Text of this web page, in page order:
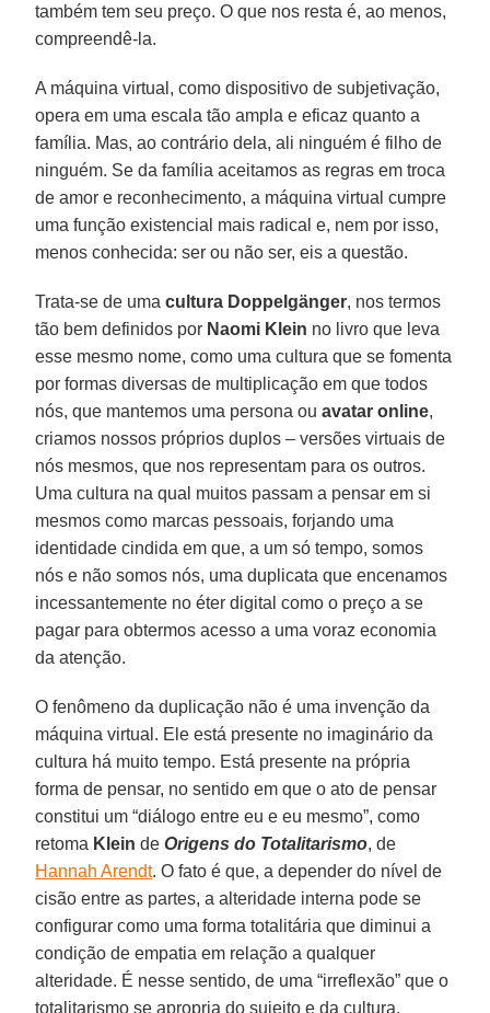
também tem seu preço. O que nos resta é, ao menos,
compreendê-la.
A máquina virtual, como dispositivo de subjetivação,
opera em uma escala tão ampla e eficaz quanto a
família. Mas, ao contrário dela, ali ninguém é filho de
ninguém. Se da família aceitamos as regras em troca
de amor e reconhecimento, a máquina virtual cumpre
uma função existencial mais radical e, nem por isso,
menos conhecida: ser ou não ser, eis a questão.
Trata-se de umacultura Doppelgänger, nos termos
tão bem definidos por Naomi Klein no livro que leva
esse mesmo nome, como uma cultura que se fomenta
por formas diversas de multiplicação em que todos
nós, que mantemos uma persona ouavatar online,
criamos nossos próprios duplos – versões virtuais de
nós mesmos, que nos representam para os outros.
Uma cultura na qual muitos passam a pensar em si
mesmos como marcas pessoais, forjando uma
identidade cindida em que, a um só tempo, somos
nós e não somos nós, uma duplicata que encenamos
incessantemente no éter digital como o preço a se
pagar para obtermos acesso a uma voraz economia
da atenção.
O fenômeno da duplicação não é uma invenção da
máquina virtual. Ele está presente no imaginário da
cultura há muito tempo. Está presente na própria
forma de pensar, no sentido em que o ato de pensar
constitui um “diálogo entre eu e eu mesmo”, como
retoma Klein deOrigens do Totalitarismo, de
Hannah Arendt. O fato é que, a depender do nível de
cisão entre as partes, a alteridade interna pode se
configurar como uma forma totalitária que diminui a
condição de empatia em relação a qualquer
alteridade. É nesse sentido, de uma “irreflexão” que o
totalitarismo se apropria do sujeito e da cultura.